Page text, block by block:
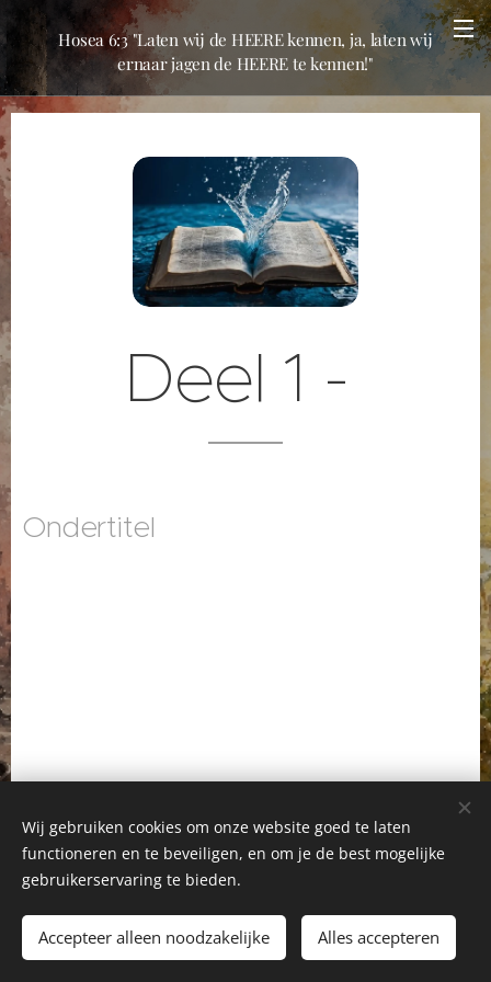
Hosea 6:3 "Laten wij de HEERE kennen, ja, laten wij
ernaar jagen de HEERE te kennen!"
Deel 1 -
Ondertitel
Gerda Huizinga - Greetje Jansen
Facebook Gerda Huizinga-Facebook Greetje Jansen
Cookies
Wij gebruiken cookies om onze website goed te laten
functioneren en te beveiligen, en om je de best mogelijke
gebruikerservaring te bieden.
Accepteer alleen noodzakelijke Alles accepteren